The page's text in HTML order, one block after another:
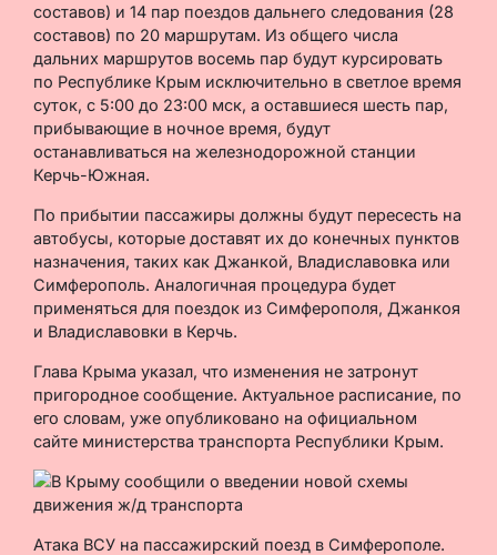
составов) и 14 пар поездов дальнего следования (28
составов) по 20 маршрутам. Из общего числа
дальних маршрутов восемь пар будут курсировать
по Республике Крым исключительно в светлое время
суток, с 5:00 до 23:00 мск, а оставшиеся шесть пар,
прибывающие в ночное время, будут
останавливаться на железнодорожной станции
Керчь-Южная.
По прибытии пассажиры должны будут пересесть на
автобусы, которые доставят их до конечных пунктов
назначения, таких как Джанкой, Владиславовка или
Симферополь. Аналогичная процедура будет
применяться для поездок из Симферополя, Джанкоя
и Владиславовки в Керчь.
Глава Крыма указал, что изменения не затронут
пригородное сообщение. Актуальное расписание, по
его словам, уже опубликовано на официальном
сайте министерства транспорта Республики Крым.
Атака ВСУ на пассажирский поезд в Симферополе.